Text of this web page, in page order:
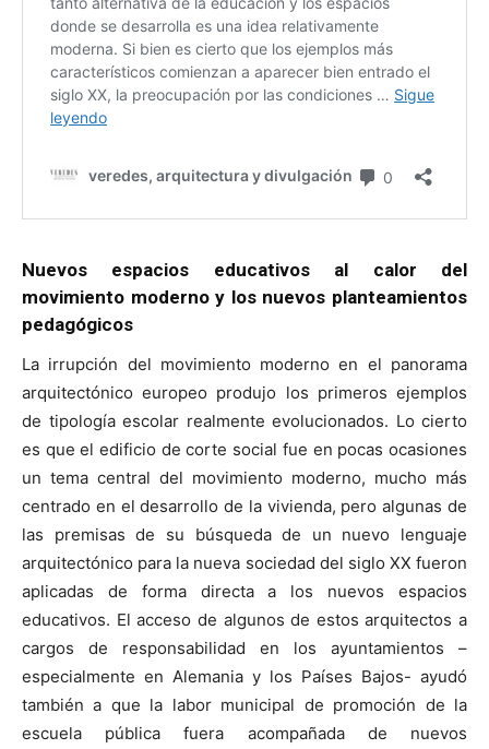
Nuevos espacios educativos al calor del
movimiento moderno y los nuevos planteamientos
pedagógicos
La irrupción del movimiento moderno en el panorama
arquitectónico europeo produjo los primeros ejemplos
de tipología escolar realmente evolucionados. Lo cierto
es que el edificio de corte social fue en pocas ocasiones
un tema central del movimiento moderno, mucho más
centrado en el desarrollo de la vivienda, pero algunas de
las premisas de su búsqueda de un nuevo lenguaje
arquitectónico para la nueva sociedad del siglo XX fueron
aplicadas de forma directa a los nuevos espacios
educativos. El acceso de algunos de estos arquitectos a
cargos de responsabilidad en los ayuntamientos –
especialmente en Alemania y los Países Bajos- ayudó
también a que la labor municipal de promoción de la
escuela pública fuera acompañada de nuevos